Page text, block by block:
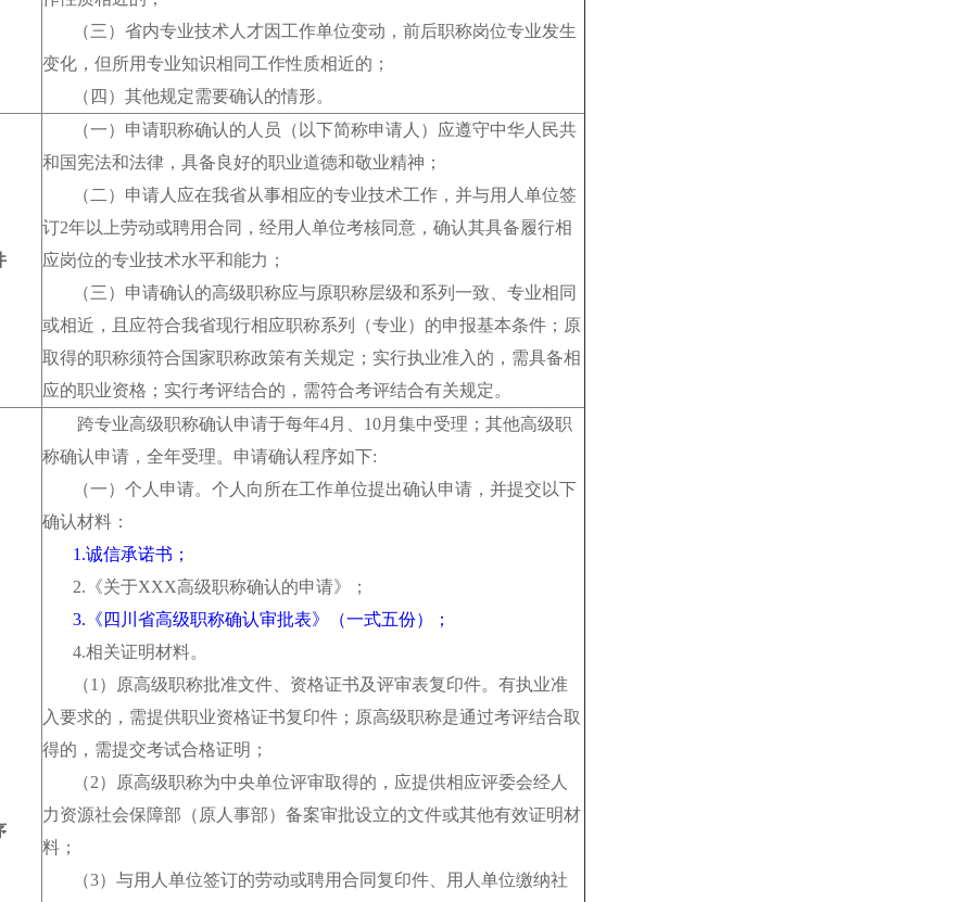
（三）省内专业技术人才因工作单位变动，前后职称岗位专业发生
变化，但所用专业知识相同工作性质相近的；
（四）其他规定需要确认的情形。
（一）申请职称确认的人员（以下简称申请人）应遵守中华人民共
和国宪法和法律，具备良好的职业道德和敬业精神；
（二）申请人应在我省从事相应的专业技术工作，并与用人单位签
订2年以上劳动或聘用合同，经用人单位考核同意，确认其具备履行相
应岗位的专业技术水平和能力；
（三）申请确认的高级职称应与原职称层级和系列一致、专业相同
或相近，且应符合我省现行相应职称系列（专业）的申报基本条件；原
取得的职称须符合国家职称政策有关规定；实行执业准入的，需具备相
应的职业资格；实行考评结合的，需符合考评结合有关规定。
跨专业高级职称确认申请于每年4月、10月集中受理；其他高级职
称确认申请，全年受理。申请确认程序如下:
（一）个人申请。个人向所在工作单位提出确认申请，并提交以下
确认材料：
1.诚信承诺书；
2.《关于XXX高级职称确认的申请》；
3.《四川省高级职称确认审批表》（一式五份）；
4.相关证明材料。
（1）原高级职称批准文件、资格证书及评审表复印件。有执业准
入要求的，需提供职业资格证书复印件；原高级职称是通过考评结合取
得的，需提交考试合格证明；
（2）原高级职称为中央单位评审取得的，应提供相应评委会经人
力资源社会保障部（原人事部）备案审批设立的文件或其他有效证明材
料；
（3）与用人单位签订的劳动或聘用合同复印件、用人单位缴纳社